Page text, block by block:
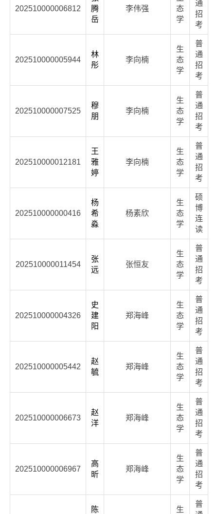
202510000006812
腾
岳
李伟强
态
学
通
招
考
202510000005944
林
彤
李向楠
生
态
学
普
通
招
考
202510000007525
穆
朋
李向楠
生
态
学
普
通
招
考
202510000012181
王
雅
婷
李向楠
生
态
学
普
通
招
考
202510000000416
杨
希
淼
杨素欣
生
态
学
硕
博
连
读
202510000011454
张
远
张恒友
生
态
学
普
通
招
考
202510000004326
史
建
阳
郑海峰
生
态
学
普
通
招
考
202510000005442
赵
毓
郑海峰
生
态
学
普
通
招
考
202510000006673
赵
洋
郑海峰
生
态
学
普
通
招
考
202510000006967
高
昕
郑海峰
生
态
学
普
通
招
考
陈
生
普